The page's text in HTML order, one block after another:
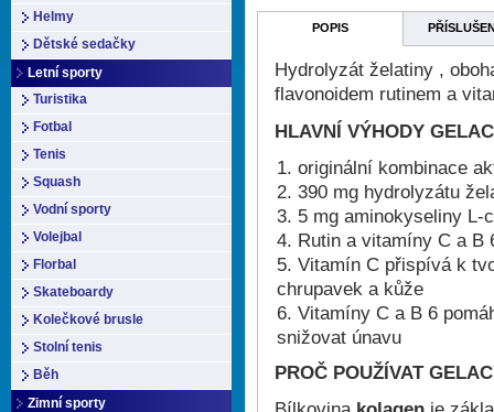
Helmy
Dětské sedačky
Letní sporty
Turistika
Fotbal
Tenis
Squash
Vodní sporty
Volejbal
Florbal
Skateboardy
Kolečkové brusle
Stolní tenis
Běh
Zimní sporty
POPIS
Hydrolyzát želatiny ,
flavonoidem rutinem a
HLAVNÍ VÝHODY
originální kombinace
390 mg hydrolyzátu
5 mg aminokyseliny L-
Rutin a vitamíny C a B
Vitamín C přispívá k
chrupavek a kůže
Vitamíny C a B 6
snižovat únavu
PROČ POUŽÍVAT